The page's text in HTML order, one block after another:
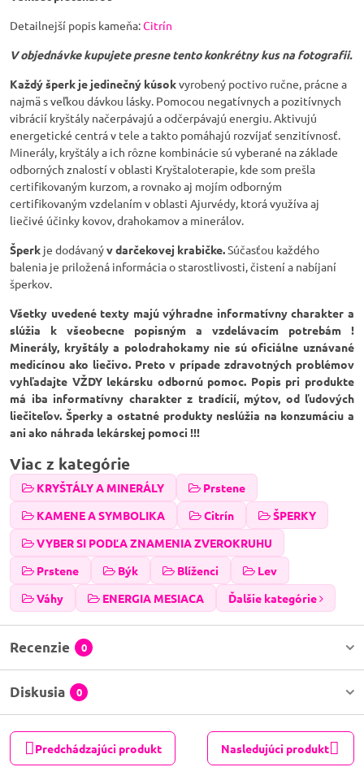
Detailnejší popis kameňa:Citrín
V objednávke kupujete presne tento konkrétny kus na fotografii.
Každý šperk je jedinečný kúsokvyrobený poctivo ručne, prácne a
najmä s veľkou dávkou lásky. Pomocou negatívnych a pozitívnych
vibrácií kryštály načerpávajú a odčerpávajú energiu. Aktivujú
energetické centrá v tele a takto pomáhajú rozvíjať senzitívnosť.
Minerály, kryštály a ich rôzne kombinácie sú vyberané na základe
odborných znalostí v oblasti Kryštaloterapie, kde som prešla
certifikovaným kurzom, a rovnako aj mojím odborným
certifikovaným vzdelaním v oblasti Ajurvédy, ktorá využíva aj
liečivé účinky kovov, drahokamov a minerálov.
Šperk je dodávanýv darčekovej krabičke.Súčasťou každého
balenia je priložená informácia o starostlivosti, čistení a nabíjaní
šperkov.
Všetky uvedené texty majú výhradne informatívny charakter a
slúžia k všeobecne popisným a vzdelávacím potrebám !
Minerály, kryštály a polodrahokamy nie sú oficiálne uznávané
medicínou ako liečivo. Preto v prípade zdravotných problémov
vyhľadajte VŽDY lekársku odbornú pomoc. Popis pri produkte
má iba informatívny charakter z tradícií, mýtov, od ľudových
liečiteľov. Šperky a ostatné produkty neslúžia na konzumáciu a
ani ako náhrada lekárskej pomoci !!!
Viac z kategórie
KRYŠTÁLY A MINERÁLY
Prstene
KAMENE A SYMBOLIKA
Citrín
ŠPERKY
VYBER SI PODĽA ZNAMENIA ZVEROKRUHU
Prstene
Býk Blíženci
Lev
Váhy
ENERGIA MESIACA Ďalšie kategórie
Recenzie 0
Diskusia 0
Predchádzajúci produkt Nasledujúci produkt